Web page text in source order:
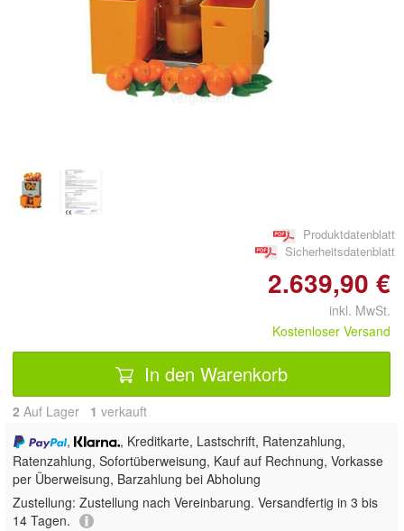
Doppelt antippen zum
vergrößern
Produktdatenblatt
Sicherheitsdatenblatt
2.639,90 €
inkl. MwSt.
Kostenloser Versand
In den Warenkorb
2 Auf Lager 1 verkauft
,
, Kreditkarte, Lastschrift, Ratenzahlung,
Ratenzahlung, Sofortüberweisung, Kauf auf Rechnung, Vorkasse
per Überweisung, Barzahlung bei Abholung
Zustellung: Zustellung nach Vereinbarung. Versandfertig in 3 bis
14 Tagen.